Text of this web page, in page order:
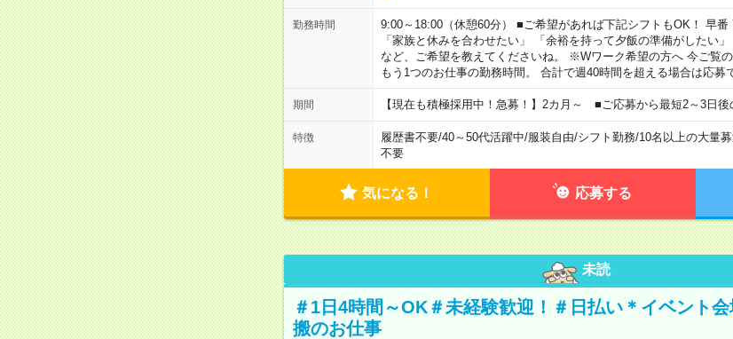
勤務時間
9:00～18:00（休憩60分） ■ご希望があれば下記シフトもOK！ 早
「家族と休みを合わせたい」 「余裕を持って夕飯の準備がしたい
など、ご希望を教えてくださいね。 ※Wワーク希望の方へ 今ご覧の
もう1つのお仕事の勤務時間。 合計で週40時間を超える場合は応募
期間 【現在も積極採用中！急募！】2カ月～ ■ご応募から最短2～3日後
特徴 履歴書不要/40～50代活躍中/服装自由/シフト勤務/10名以上の大量
不要
気になる！ 応募する
未読
＃1日4時間～OK＃未経験歓迎！＃日払い＊イベント
搬のお仕事